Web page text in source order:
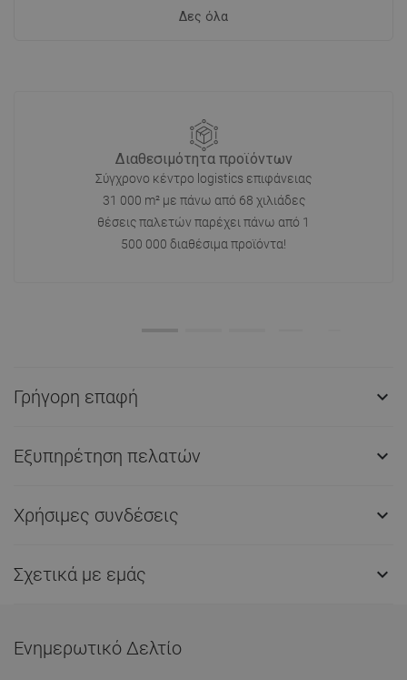
Δες όλα
Διαθεσιμότητα προϊόντων
Σύγχρονο κέντρο logistics επιφάνειας
31 000 m² με πάνω από 68 χιλιάδες
θέσεις παλετών παρέχει πάνω από 1
500 000 διαθέσιμα προϊόντα!
Γρήγορη επαφή 
Εξυπηρέτηση πελατών 
Χρήσιμες συνδέσεις 
Σχετικά με εμάς 
Ενημερωτικό Δελτίο